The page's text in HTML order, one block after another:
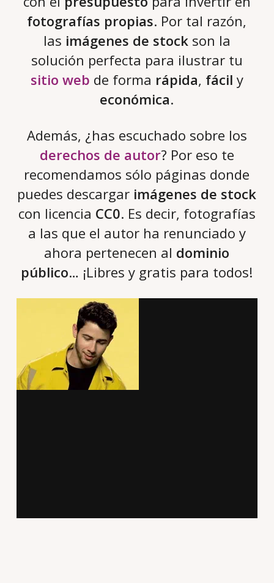
fotografías propias. Por tal razón,
las imágenes de stockson la
solución perfecta para ilustrar tu
sitio web de forma rápida, fácil y
económica.
Además, ¿has escuchado sobre los
derechos de autor? Por eso te
recomendamos sólo páginas donde
puedes descargar imágenes de stock
con licencia CC0. Es decir, fotografías
a las que el autor ha renunciado y
ahora pertenecen al dominio
público… ¡Libres y gratis para todos!